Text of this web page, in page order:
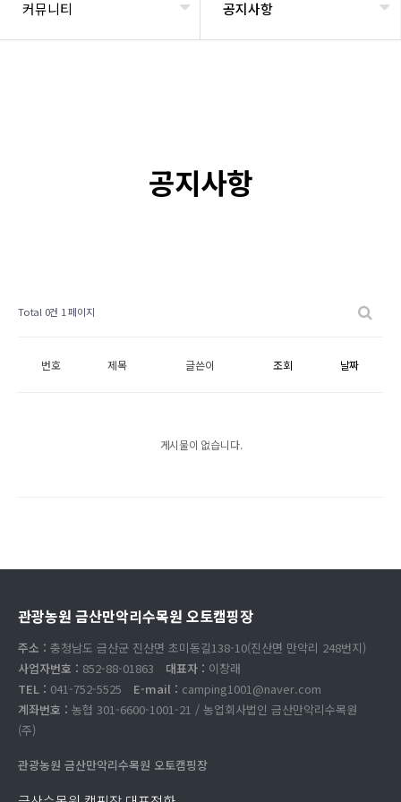
커뮤니티 공지사항
공지사항
Total 0건 1 페이지
번호 제목 글쓴이 조회 날짜
게시물이 없습니다.
관광농원 금산만악리수목원 오토캠핑장
주소 : 충청남도 금산군 진산면 초미동길138-10(진산면 만악리 248번지)
사업자번호 : 852-88-01863 대표자 : 이창래
TEL : 041-752-5525 E-mail : camping1001@naver.com
계좌번호 : 농협 301-6600-1001-21 / 농업회사법인 금산만악리수목원
(주)
관광농원 금산만악리수목원 오토캠핑장